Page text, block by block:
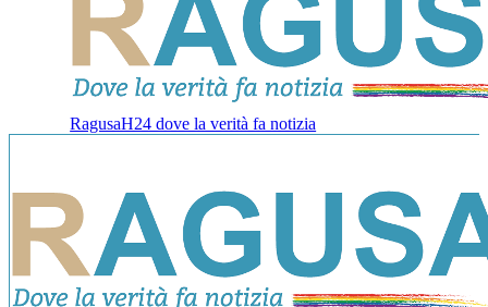
RagusaH24 dove la verità fa notizia